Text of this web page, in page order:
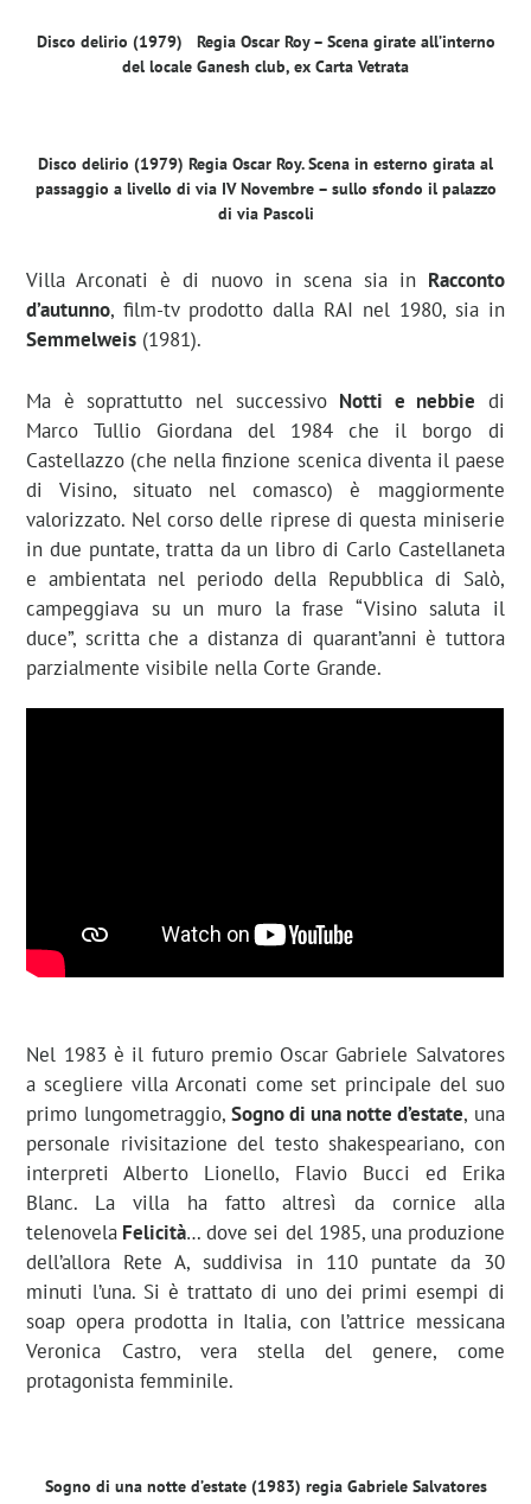
Disco delirio (1979) Regia Oscar Roy – Scena girate all’interno
del locale Ganesh club, ex Carta Vetrata
Disco delirio (1979) Regia Oscar Roy. Scena in esterno girata al
passaggio a livello di via IV Novembre – sullo sfondo il palazzo
di via Pascoli
Villa Arconati è di nuovo in scena sia in Racconto
d’autunno, film-tv prodotto dalla RAI nel 1980, sia in
Semmelweis (1981).
Ma è soprattutto nel successivo Notti e nebbie di
Marco Tullio Giordana del 1984 che il borgo di
Castellazzo (che nella finzione scenica diventa il paese
di Visino, situato nel comasco) è maggiormente
valorizzato. Nel corso delle riprese di questa miniserie
in due puntate, tratta da un libro di Carlo Castellaneta
e ambientata nel periodo della Repubblica di Salò,
campeggiava su un muro la frase “Visino saluta il
duce”, scritta che a distanza di quarant’anni è tuttora
parzialmente visibile nella Corte Grande.
Nel 1983 è il futuro premio Oscar Gabriele Salvatores
a scegliere villa Arconati come set principale del suo
primo lungometraggio, Sogno di una notte d’estate, una
personale rivisitazione del testo shakespeariano, con
interpreti Alberto Lionello, Flavio Bucci ed Erika
Blanc. La villa ha fatto altresì da cornice alla
telenovela Felicità… dove sei del 1985, una produzione
dell’allora Rete A, suddivisa in 110 puntate da 30
minuti l’una. Si è trattato di uno dei primi esempi di
soap opera prodotta in Italia, con l’attrice messicana
Veronica Castro, vera stella del genere, come
protagonista femminile.
Sogno di una notte d’estate (1983) regia Gabriele Salvatores